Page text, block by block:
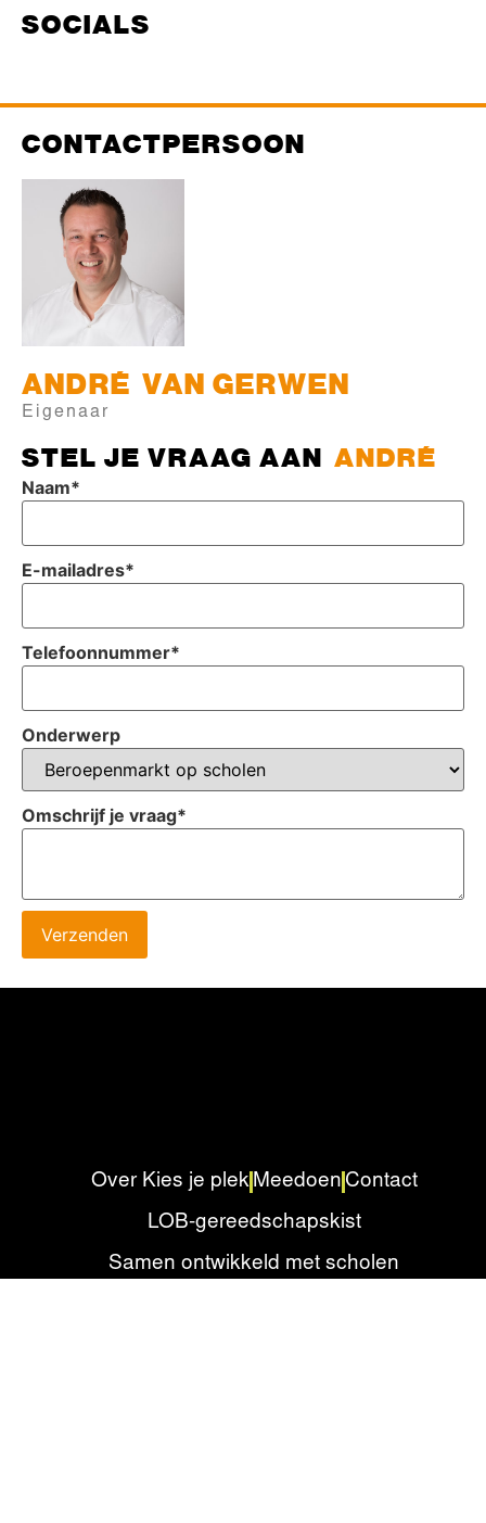
SOCIALS
CONTACTPERSOON
ANDRÉ VAN GERWEN
Eigenaar
STEL JE VRAAG AAN ANDRÉ
Naam*
E-mailadres*
Telefoonnummer*
Onderwerp
Omschrijf je vraag*
Verzenden
Over Kies je plek Meedoen Contact
LOB-gereedschapskist
Samen ontwikkeld met scholen